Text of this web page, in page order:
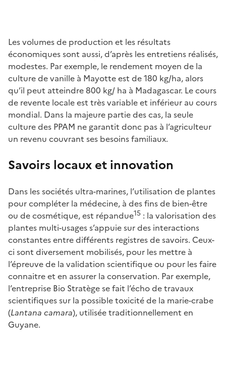
Les volumes de production et les résultats
économiques sont aussi, d’après les entretiens réalisés,
modestes. Par exemple, le rendement moyen de la
culture de vanille à Mayotte est de 180 kg/ha, alors
qu’il peut atteindre 800 kg/ ha à Madagascar. Le cours
de revente locale est très variable et inférieur au cours
mondial. Dans la majeure partie des cas, la seule
culture des PPAM ne garantit donc pas à l’agriculteur
un revenu couvrant ses besoins familiaux.
Savoirs locaux et innovation
Dans les sociétés ultra-marines, l’utilisation de plantes
pour compléter la médecine, à des fins de bien-être
ou de cosmétique, est répandue15 : la valorisation des
plantes multi-usages s’appuie sur des interactions
constantes entre différents registres de savoirs. Ceux-
ci sont diversement mobilisés, pour les mettre à
l’épreuve de la validation scientifique ou pour les faire
connaitre et en assurer la conservation. Par exemple,
l’entreprise Bio Stratège se fait l’écho de travaux
scientifiques sur la possible toxicité de la marie-crabe
(Lantana camara), utilisée traditionnellement en
Guyane.